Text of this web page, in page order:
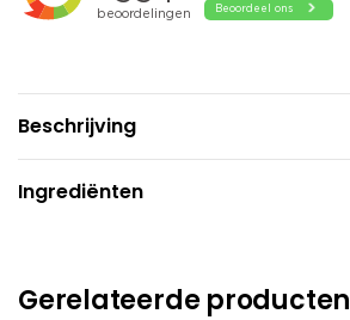
Beschrijving
Ingrediënten
Gerelateerde producten